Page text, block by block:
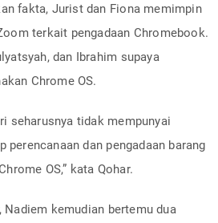
fakta, Jurist dan Fiona memimpin
terkait pengadaan Chromebook.
dan Ibrahim supaya
Chrome OS.
seharusnya tidak mempunyai
perencanaan dan pengadaan barang
OS,” kata Qohar.
Nadiem kemudian bertemu dua